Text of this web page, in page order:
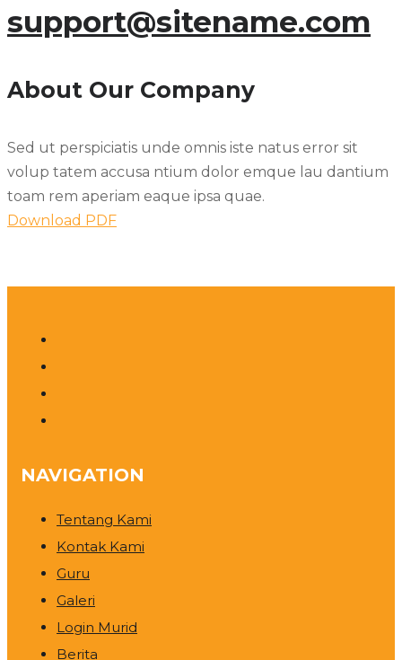
support@sitename.com
About Our Company
Sed ut perspiciatis unde omnis iste natus error sit
volup tatem accusa ntium dolor emque lau dantium
toam rem aperiam eaque ipsa quae.
Download PDF
NAVIGATION
Tentang Kami
Kontak Kami
Guru
Galeri
Login Murid
Berita